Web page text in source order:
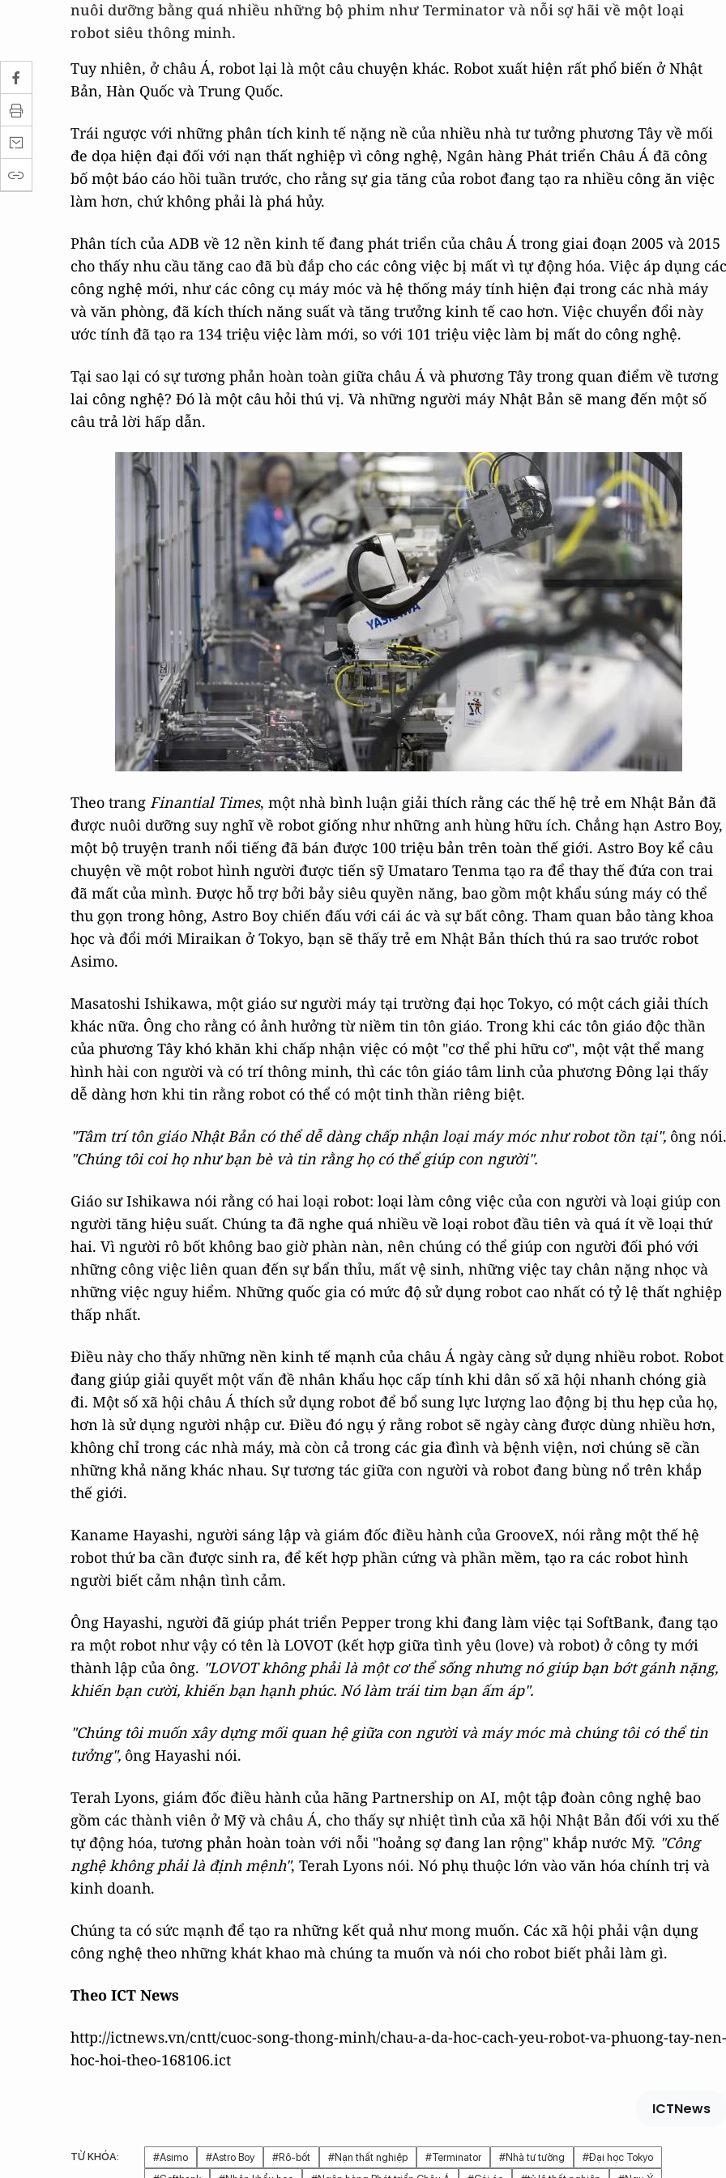
nuôi dưỡng bằng quá nhiều những bộ phim như Terminator và nỗi sợ hãi về một loại
robot siêu thông minh.
Tuy nhiên, ở châu Á, robot lại là một câu chuyện khác. Robot xuất hiện rất phổ biến ở Nhật
Bản, Hàn Quốc và Trung Quốc.
Trái ngược với những phân tích kinh tế nặng nề của nhiều nhà tư tưởng phương Tây về mối
đe dọa hiện đại đối với nạn thất nghiệp vì công nghệ, Ngân hàng Phát triển Châu Á đã công
bố một báo cáo hồi tuần trước, cho rằng sự gia tăng của robot đang tạo ra nhiều công ăn việc
làm hơn, chứ không phải là phá hủy.
Phân tích của ADB về 12 nền kinh tế đang phát triển của châu Á trong giai đoạn 2005 và 2015
cho thấy nhu cầu tăng cao đã bù đắp cho các công việc bị mất vì tự động hóa. Việc áp dụng các
công nghệ mới, như các công cụ máy móc và hệ thống máy tính hiện đại trong các nhà máy
và văn phòng, đã kích thích năng suất và tăng trưởng kinh tế cao hơn. Việc chuyển đổi này
ước tính đã tạo ra 134 triệu việc làm mới, so với 101 triệu việc làm bị mất do công nghệ.
Tại sao lại có sự tương phản hoàn toàn giữa châu Á và phương Tây trong quan điểm về tương
lai công nghệ? Đó là một câu hỏi thú vị. Và những người máy Nhật Bản sẽ mang đến một số
câu trả lời hấp dẫn.
Theo trang Finantial Times, một nhà bình luận giải thích rằng các thế hệ trẻ em Nhật Bản đã
được nuôi dưỡng suy nghĩ về robot giống như những anh hùng hữu ích. Chẳng hạn Astro Boy,
một bộ truyện tranh nổi tiếng đã bán được 100 triệu bản trên toàn thế giới. Astro Boy kể câu
chuyện về một robot hình người được tiến sỹ Umataro Tenma tạo ra để thay thế đứa con trai
đã mất của mình. Được hỗ trợ bởi bảy siêu quyền năng, bao gồm một khẩu súng máy có thể
thu gọn trong hông, Astro Boy chiến đấu với cái ác và sự bất công. Tham quan bảo tàng khoa
học và đổi mới Miraikan ở Tokyo, bạn sẽ thấy trẻ em Nhật Bản thích thú ra sao trước robot
Asimo.
Masatoshi Ishikawa, một giáo sư người máy tại trường đại học Tokyo, có một cách giải thích
khác nữa. Ông cho rằng có ảnh hưởng từ niềm tin tôn giáo. Trong khi các tôn giáo độc thần
của phương Tây khó khăn khi chấp nhận việc có một "cơ thể phi hữu cơ", một vật thể mang
hình hài con người và có trí thông minh, thì các tôn giáo tâm linh của phương Đông lại thấy
dễ dàng hơn khi tin rằng robot có thể có một tinh thần riêng biệt.
"Tâm trí tôn giáo Nhật Bản có thể dễ dàng chấp nhận loại máy móc như robot tồn tại", ông nói.
"Chúng tôi coi họ như bạn bè và tin rằng họ có thể giúp con người".
Giáo sư Ishikawa nói rằng có hai loại robot: loại làm công việc của con người và loại giúp con
người tăng hiệu suất. Chúng ta đã nghe quá nhiều về loại robot đầu tiên và quá ít về loại thứ
hai. Vì người rô bốt không bao giờ phàn nàn, nên chúng có thể giúp con người đối phó với
những công việc liên quan đến sự bẩn thỉu, mất vệ sinh, những việc tay chân nặng nhọc và
những việc nguy hiểm. Những quốc gia có mức độ sử dụng robot cao nhất có tỷ lệ thất nghiệp
thấp nhất.
Điều này cho thấy những nền kinh tế mạnh của châu Á ngày càng sử dụng nhiều robot. Robot
đang giúp giải quyết một vấn đề nhân khẩu học cấp tính khi dân số xã hội nhanh chóng già
đi. Một số xã hội châu Á thích sử dụng robot để bổ sung lực lượng lao động bị thu hẹp của họ,
hơn là sử dụng người nhập cư. Điều đó ngụ ý rằng robot sẽ ngày càng được dùng nhiều hơn,
không chỉ trong các nhà máy, mà còn cả trong các gia đình và bệnh viện, nơi chúng sẽ cần
những khả năng khác nhau. Sự tương tác giữa con người và robot đang bùng nổ trên khắp
thế giới.
Kaname Hayashi, người sáng lập và giám đốc điều hành của GrooveX, nói rằng một thế hệ
robot thứ ba cần được sinh ra, để kết hợp phần cứng và phần mềm, tạo ra các robot hình
người biết cảm nhận tình cảm.
Ông Hayashi, người đã giúp phát triển Pepper trong khi đang làm việc tại SoftBank, đang tạo
ra một robot như vậy có tên là LOVOT (kết hợp giữa tình yêu (love) và robot) ở công ty mới
thành lập của ông. "LOVOT không phải là một cơ thể sống nhưng nó giúp bạn bớt gánh nặng,
khiến bạn cười, khiến bạn hạnh phúc. Nó làm trái tim bạn ấm áp".
"Chúng tôi muốn xây dựng mối quan hệ giữa con người và máy móc mà chúng tôi có thể tin
tưởng", ông Hayashi nói.
Terah Lyons, giám đốc điều hành của hãng Partnership on AI, một tập đoàn công nghệ bao
gồm các thành viên ở Mỹ và châu Á, cho thấy sự nhiệt tình của xã hội Nhật Bản đối với xu thế
tự động hóa, tương phản hoàn toàn với nỗi "hoảng sợ đang lan rộng" khắp nước Mỹ. "Công
nghệ không phải là định mệnh", Terah Lyons nói. Nó phụ thuộc lớn vào văn hóa chính trị và
kinh doanh.
Chúng ta có sức mạnh để tạo ra những kết quả như mong muốn. Các xã hội phải vận dụng
công nghệ theo những khát khao mà chúng ta muốn và nói cho robot biết phải làm gì.
Theo ICT News
http://ictnews.vn/cntt/cuoc-song-thong-minh/chau-a-da-hoc-cach-yeu-robot-va-phuong-tay-nen-
hoc-hoi-theo-168106.ict
ICTNews
TỪ KHÓA: #Asimo #Astro Boy #Rô-bốt #Nạn thất nghiệp #Terminator #Nhà tư tưởng
#Đại học Tokyo